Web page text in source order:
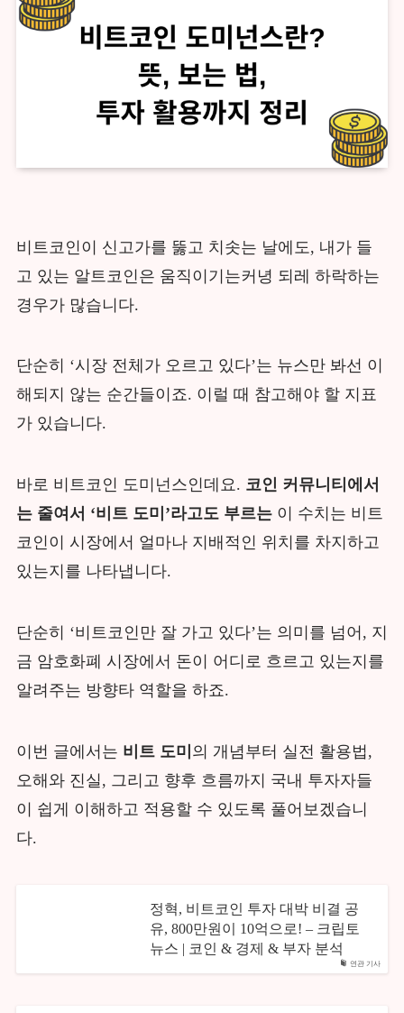
비트코인이 신고가를 뚫고 치솟는 날에도, 내가 들
고 있는 알트코인은 움직이기는커녕 되레 하락하는
경우가 많습니다.
단순히 ‘시장 전체가 오르고 있다’는 뉴스만 봐선 이
해되지 않는 순간들이죠. 이럴 때 참고해야 할 지표
가 있습니다.
바로 비트코인 도미넌스인데요. 코인 커뮤니티에서
는 줄여서 ‘비트 도미’라고도 부르는이 수치는 비트
코인이 시장에서 얼마나 지배적인 위치를 차지하고
있는지를 나타냅니다.
단순히 ‘비트코인만 잘 가고 있다’는 의미를 넘어, 지
금 암호화폐 시장에서 돈이 어디로 흐르고 있는지를
알려주는 방향타 역할을 하죠.
이번 글에서는 비트 도미 의 개념부터 실전 활용법,
오해와 진실, 그리고 향후 흐름까지 국내 투자자들
이 쉽게 이해하고 적용할 수 있도록 풀어보겠습니
다.
연관 기사
정혁, 비트코인 투자 대박 비결 공
유, 800만원이 10억으로! – 크립토
뉴스 | 코인 & 경제 & 부자 분석